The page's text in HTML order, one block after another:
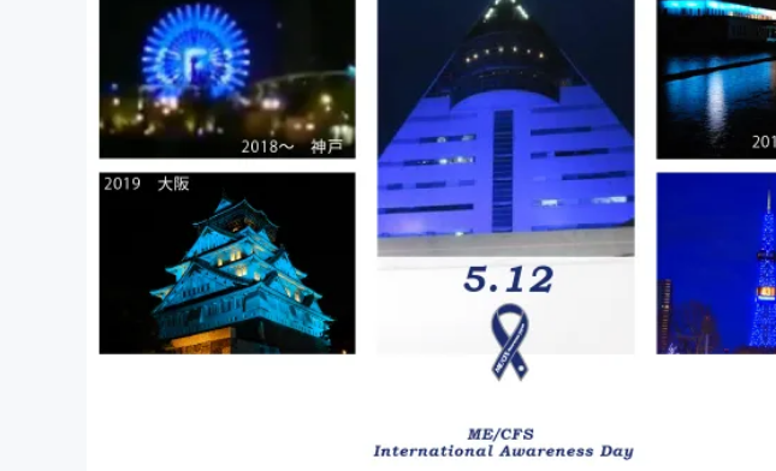
テクノロジー・ガジェット
映像・映画 書籍・雑誌出版
ビジネス・起業 チャレンジ
まちづくり・地域活性化
CAMPFIRE for
CAMPFIREふるさ